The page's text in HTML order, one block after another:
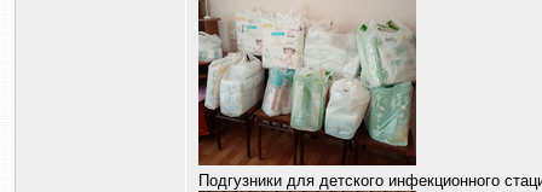
Подгузники для детского инфекционного